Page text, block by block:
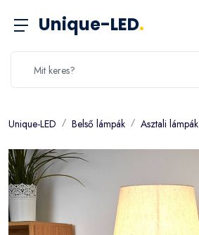
Unique-LED.
Unique-LED Belső lámpák Asztali lámpák